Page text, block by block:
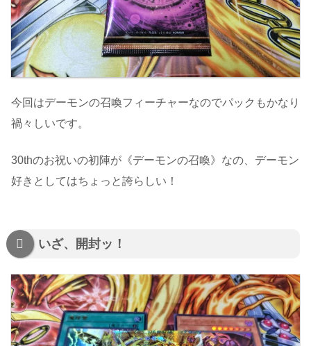
今回はデーモンの召喚フィーチャーなのでパックもかなり
禍々しいです。
30thのお祝いの初陣が《デーモンの召喚》なの、デーモン
好きとしてはちょっと誇らしい！
いざ、開封ッ！